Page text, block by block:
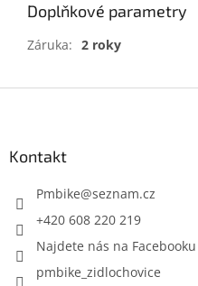
Doplňkové parametry
Záruka: 2 roky
Kontakt
Pmbike@seznam.cz
+420 608 220 219
Najdete nás na Facebooku
pmbike_zidlochovice